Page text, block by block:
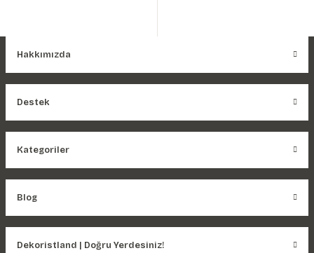
Hakkımızda
Destek
Kategoriler
Blog
Dekoristland | Doğru Yerdesiniz!